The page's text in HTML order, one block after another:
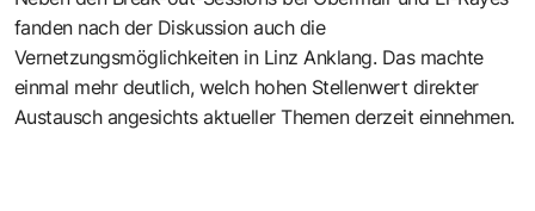
fanden nach der Diskussion auch die
Vernetzungsmöglichkeiten in Linz Anklang. Das machte
einmal mehr deutlich, welch hohen Stellenwert direkter
Austausch angesichts aktueller Themen derzeit einnehmen.